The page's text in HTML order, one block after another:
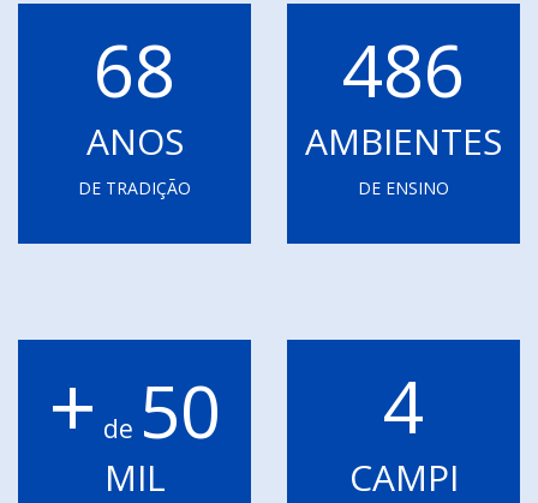
68
ANOS
DE TRADIÇÃO
486
AMBIENTES
DE ENSINO
+ de 50
MIL
4
CAMPI